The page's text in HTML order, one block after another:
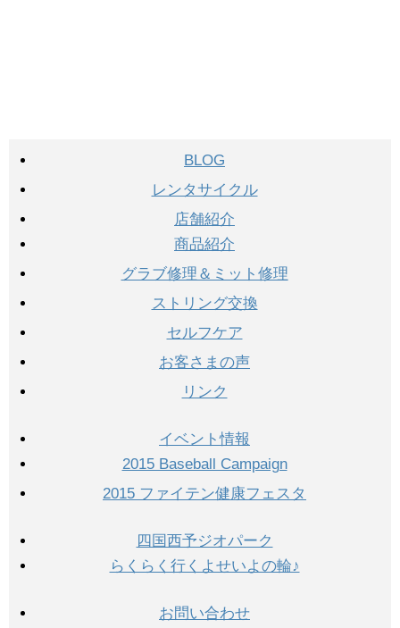
BLOG
レンタサイクル
店舗紹介
商品紹介
グラブ修理＆ミット修理
ストリング交換
セルフケア
お客さまの声
リンク
イベント情報
2015 Baseball Campaign
2015 ファイテン健康フェスタ
四国西予ジオパーク
らくらく行くよせいよの輪♪
お問い合わせ